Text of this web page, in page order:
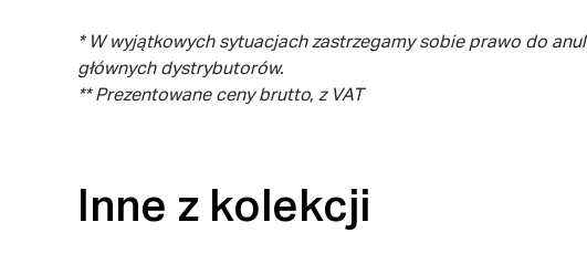
* W wyjątkowych sytuacjach zastrzegamy sobie prawo do
głównych dystrybutorów.
** Prezentowane ceny brutto, z VAT
Inne z kolekcji